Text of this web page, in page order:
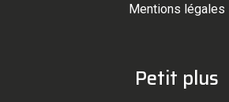
Mentions légales
Petit plus